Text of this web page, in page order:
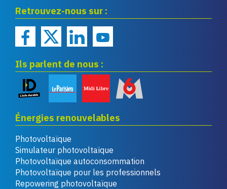
renouvelables
Retrouvez-nous sur :
Ils parlent de nous :
Énergies renouvelables
Photovoltaïque
Simulateur photovoltaïque
Photovoltaïque autoconsommation
Photovoltaïque pour les professionnels
Repowering photovoltaïque